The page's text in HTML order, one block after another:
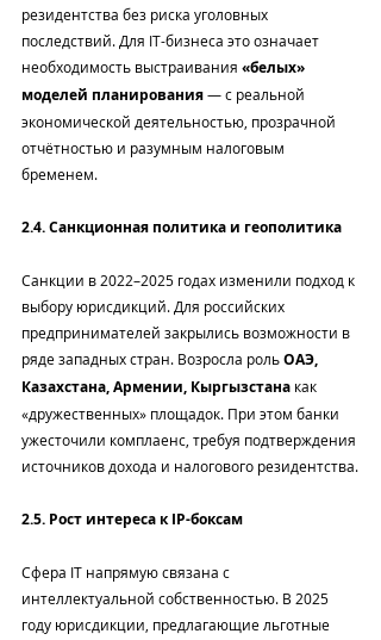
резидентства без риска уголовных
последствий. Для IT-бизнеса это означает
необходимость выстраивания «белых»
моделей планирования — с реальной
экономической деятельностью, прозрачной
отчётностью и разумным налоговым
бременем.
2.4. Санкционная политика и геополитика
Санкции в 2022–2025 годах изменили подход к
выбору юрисдикций. Для российских
предпринимателей закрылись возможности в
ряде западных стран. Возросла роль ОАЭ,
Казахстана, Армении, Кыргызстана как
«дружественных» площадок. При этом банки
ужесточили комплаенс, требуя подтверждения
источников дохода и налогового резидентства.
2.5. Рост интереса к IP-боксам
Сфера IT напрямую связана с
интеллектуальной собственностью. В 2025
году юрисдикции, предлагающие льготные